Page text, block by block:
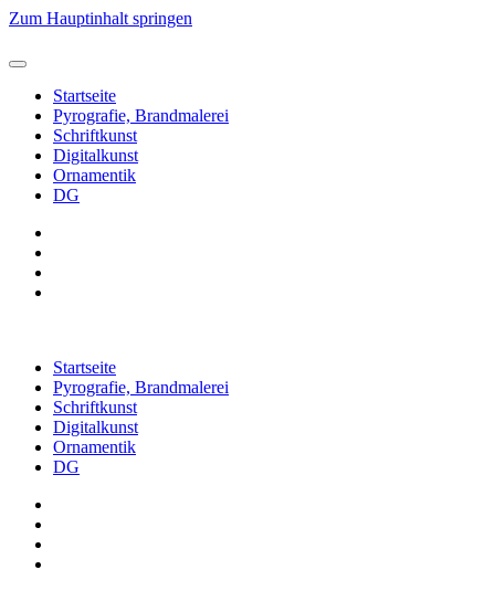
Zum Hauptinhalt springen
Startseite
Pyrografie, Brandmalerei
Schriftkunst
Digitalkunst
Ornamentik
DG
Startseite
Pyrografie, Brandmalerei
Schriftkunst
Digitalkunst
Ornamentik
DG